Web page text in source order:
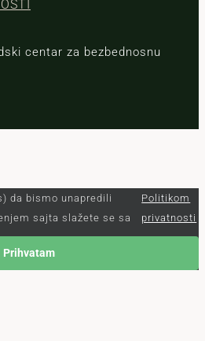
centar za bezbednosnu
da bismo unapredili
sajta slažete se sa
Politikom
privatnosti
Prihvatam